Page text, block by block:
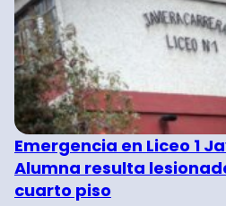
Emergencia en Liceo 1
Alumna resulta
cuarto piso